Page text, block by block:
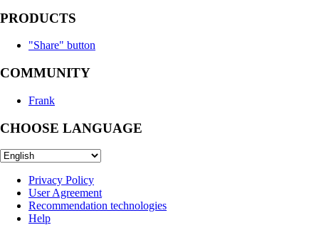
PRODUCTS
"Share" button
COMMUNITY
Frank
CHOOSE LANGUAGE
Privacy Policy
User Agreement
Recommendation technologies
Help